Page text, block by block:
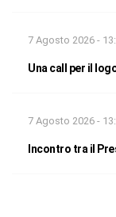
7 Agosto 2026 -
Una call per il
7 Agosto 2026 -
Incontro tra il